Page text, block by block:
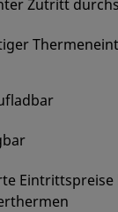
Zutritt
Eintrittspreise